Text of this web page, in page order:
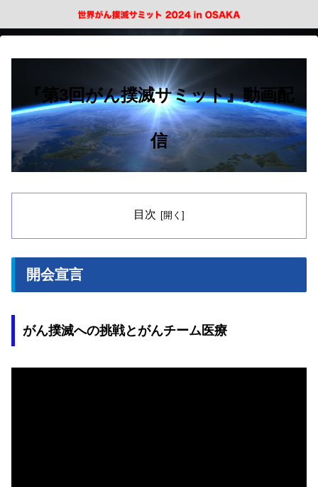
『第3回がん撲滅サミット』動画配
信
目次
開会宣言
がん撲滅への挑戦とがんチーム医療